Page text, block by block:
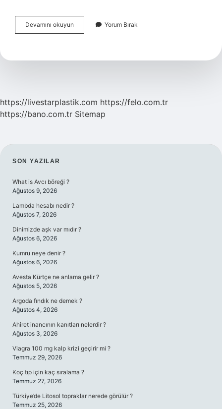
Devamını okuyun
Ne
Alıyor
Yorum Bırak
https://livestarplastik.com https://felo.com.tr
https://bano.com.tr Sitemap
SIDEBAR
SON YAZILAR
What is Avcı böreği ?
Ağustos 9, 2026
Lambda hesabı nedir ?
Ağustos 7, 2026
Dinimizde aşk var mıdır ?
Ağustos 6, 2026
Kumru neye denir ?
Ağustos 6, 2026
Avesta Kürtçe ne anlama gelir ?
Ağustos 5, 2026
Argoda fındık ne demek ?
Ağustos 4, 2026
Ahiret inancının kanıtları nelerdir ?
Ağustos 3, 2026
Viagra 100 mg kalp krizi geçirir mi ?
Temmuz 29, 2026
Koç tıp için kaç sıralama ?
Temmuz 27, 2026
Türkiye’de Litosol topraklar nerede görülür ?
Temmuz 25, 2026